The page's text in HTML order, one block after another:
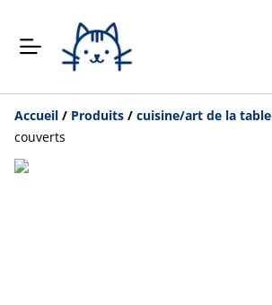
Accueil / Produits / cuisine/art de la table
couverts